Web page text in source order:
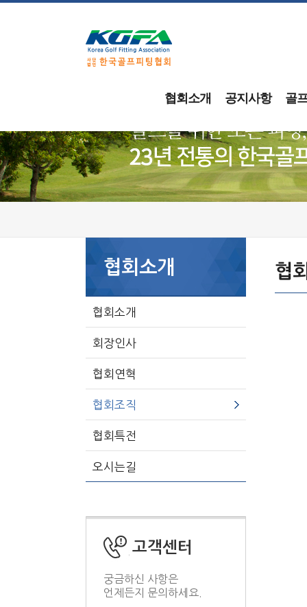
협회소개 공지사항 골
협회소개
협회소개
회장인사
협회연혁
협회조직
협회특전
오시는길
고객센터
궁금하신 사항은
언제든지 문의하세요.
협